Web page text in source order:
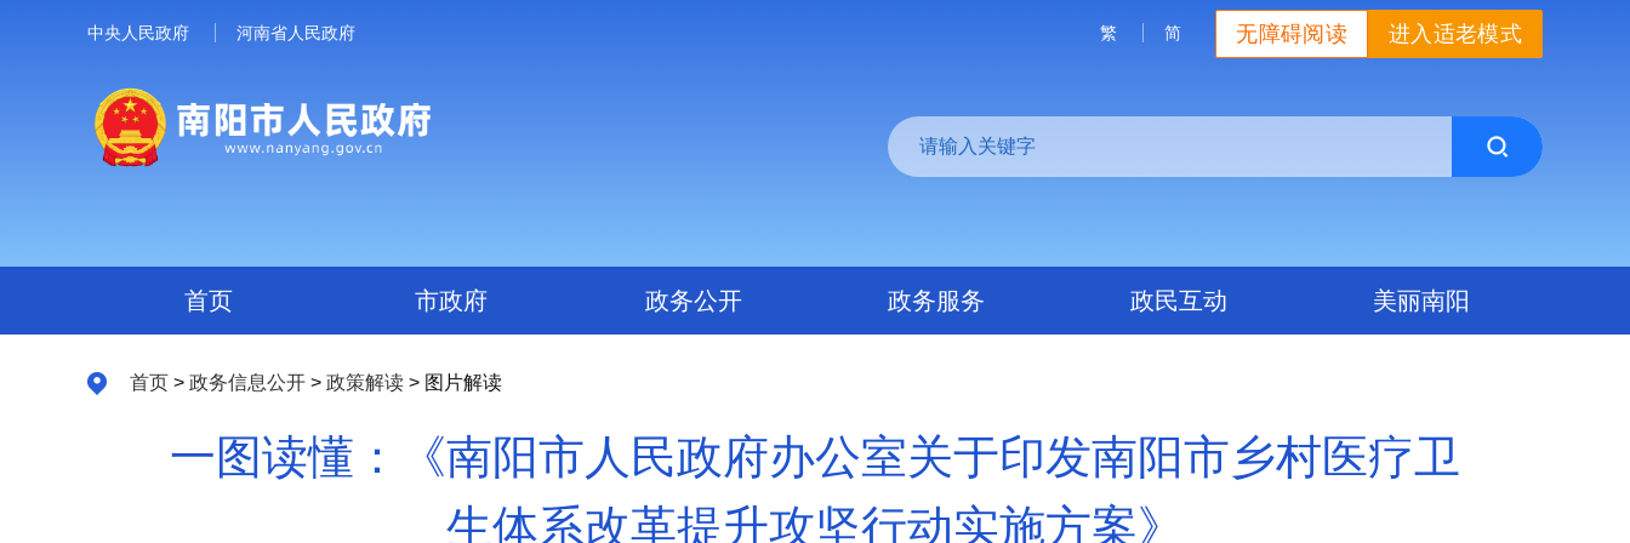
中央人民政府 河南省人民政府 进入适老模式
无障碍阅读
繁 简
首页 市政府 政务公开 政务服务 政民互动 美丽南阳
首页 > 政务信息公开 > 政策解读 > 图片解读
一图读懂：《南阳市人民政府办公室关于印发南阳市乡村医疗卫
生体系改革提升攻坚行动实施方案》